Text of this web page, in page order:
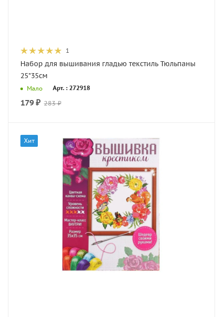
1
Набор для вышивания гладью текстиль Тюльпаны
25*35см
Мало Арт. : 272918
179 ₽ 283 ₽
Хит